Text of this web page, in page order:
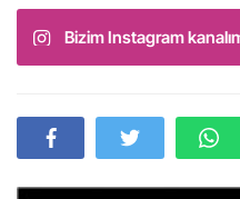
Bizim Instagram